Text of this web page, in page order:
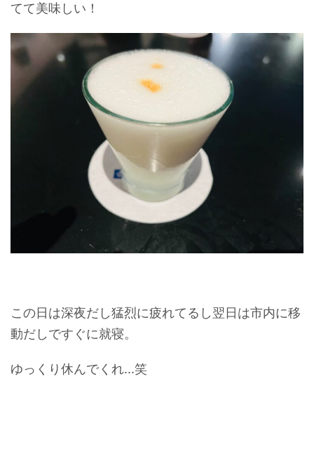
てて美味しい！
この日は深夜だし猛烈に疲れてるし翌日は市内に移
動だしですぐに就寝。
ゆっくり休んでくれ...笑